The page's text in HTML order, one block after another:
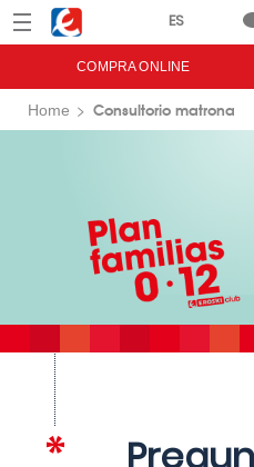
Menú Eroski
COMPRA ONLINE
Home Consultorio matrona